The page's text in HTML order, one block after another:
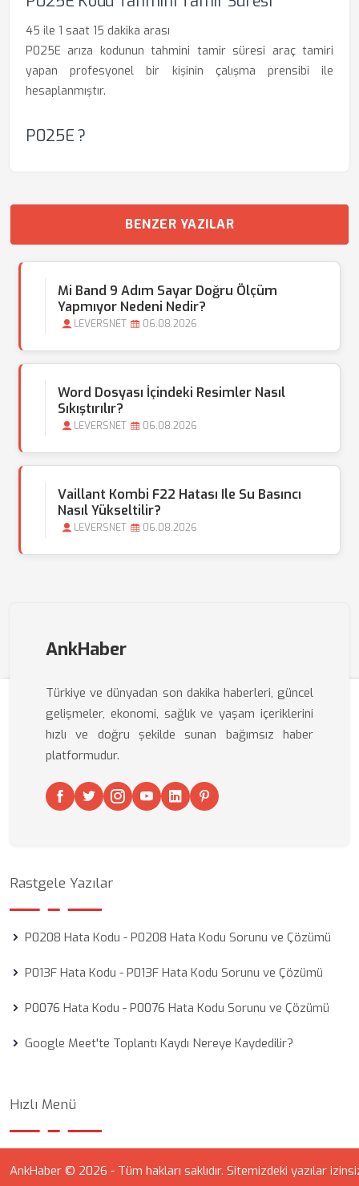
45 ile 1 saat 15 dakika arası
P025E arıza kodunun tahmini tamir süresi araç tamiri
yapan profesyonel bir kişinin çalışma prensibi ile
hesaplanmıştır.
P025E ?
BENZER YAZILAR
Mi Band 9 Adım Sayar Doğru Ölçüm
Yapmıyor Nedeni Nedir?
LEVERSNET 06.08.2026
Word Dosyası İçindeki Resimler Nasıl
Sıkıştırılır?
LEVERSNET 06.08.2026
Vaillant Kombi F22 Hatası Ile Su Basıncı
Nasıl Yükseltilir?
LEVERSNET 06.08.2026
AnkHaber
Türkiye ve dünyadan son dakika haberleri, güncel
gelişmeler, ekonomi, sağlık ve yaşam içeriklerini
hızlı ve doğru şekilde sunan bağımsız haber
platformudur.
Rastgele Yazılar
P0208 Hata Kodu - P0208 Hata Kodu Sorunu ve Çözümü
P013F Hata Kodu - P013F Hata Kodu Sorunu ve Çözümü
P0076 Hata Kodu - P0076 Hata Kodu Sorunu ve Çözümü
Google Meet'te Toplantı Kaydı Nereye Kaydedilir?
Hızlı Menü
AnkHaber © 2026 - Tüm hakları saklıdır. Sitemizdeki yazılar